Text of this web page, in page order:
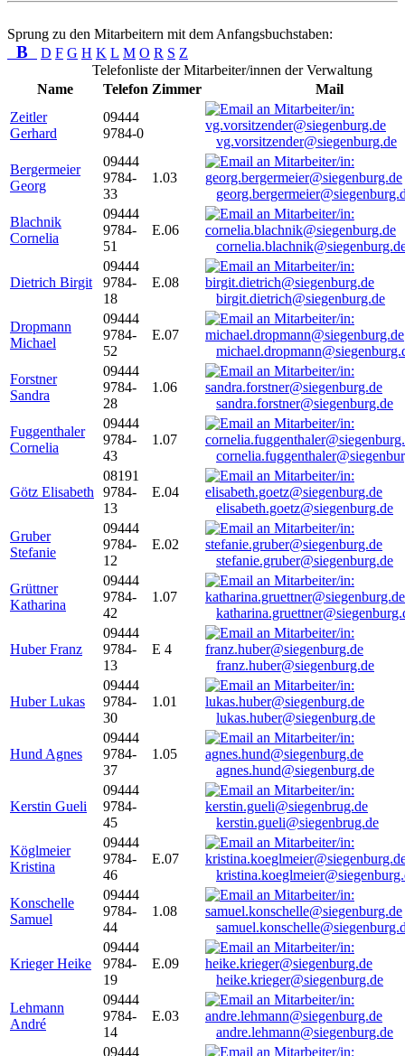
Sprung zu den Mitarbeitern mit dem Anfangsbuchstaben:
B D F G H K L M O R S Z
Telefonliste der Mitarbeiter/innen der Verwaltung
Name
Telefon Zimmer
Mail
Zeitler
Gerhard
09444
9784-0
vg.vorsitzender@siegenburg.de
Bergermeier
Georg
09444
9784-
33
1.03
Blachnik
Cornelia
09444
9784-
51
E.06
Dietrich Birgit
09444
9784-
18
E.08
birgit.dietrich@siegenburg.de
Dropmann
Michael
09444
9784-
52
E.07
Forstner
Sandra
09444
9784-
28
1.06
sandra.forstner@siegenburg.de
Fuggenthaler
Cornelia
09444
9784-
43
1.07
Götz Elisabeth
08191
9784-
13
E.04
elisabeth.goetz@siegenburg.de
Gruber
Stefanie
09444
9784-
12
E.02
stefanie.gruber@siegenburg.de
Grüttner
Katharina
09444
9784-
42
1.07
Huber Franz
09444
9784-
13
E 4
franz.huber@siegenburg.de
Huber Lukas
09444
9784-
30
1.01
lukas.huber@siegenburg.de
Hund Agnes
09444
9784-
37
1.05
agnes.hund@siegenburg.de
Kerstin Gueli
09444
9784-
45
kerstin.gueli@siegenbrug.de
Köglmeier
Kristina
09444
9784-
46
E.07
Konschelle
Samuel
09444
9784-
44
1.08
Krieger Heike
09444
9784-
19
E.09
heike.krieger@siegenburg.de
Lehmann
André
09444
9784-
14
E.03
andre.lehmann@siegenburg.de
09444